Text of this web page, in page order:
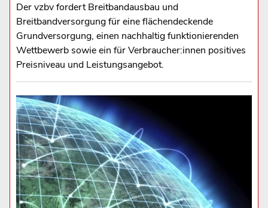
Der vzbv fordert Breitbandausbau und
Breitbandversorgung für eine flächendeckende
Grundversorgung, einen nachhaltig funktionierenden
Wettbewerb sowie ein für Verbraucher:innen positives
Preisniveau und Leistungsangebot.